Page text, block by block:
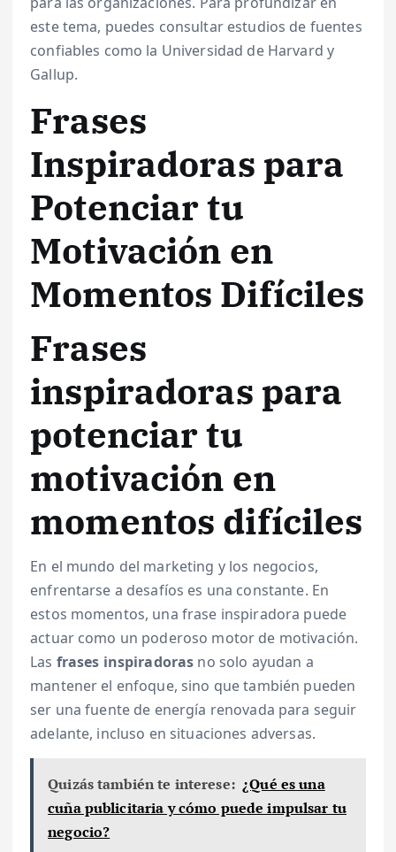
este tema, puedes consultar estudios de fuentes
confiables como la Universidad de Harvard y
Gallup.
Frases
Inspiradoras para
Potenciar tu
Motivación en
Momentos Difíciles
Frases
inspiradoras para
potenciar tu
motivación en
momentos difíciles
En el mundo del marketing y los negocios,
enfrentarse a desafíos es una constante. En
estos momentos, una frase inspiradora puede
actuar como un poderoso motor de motivación.
Las frases inspiradoras no solo ayudan a
mantener el enfoque, sino que también pueden
ser una fuente de energía renovada para seguir
adelante, incluso en situaciones adversas.
Quizás también te interese: ¿Qué es una
cuña publicitaria y cómo puede impulsar tu
negocio?